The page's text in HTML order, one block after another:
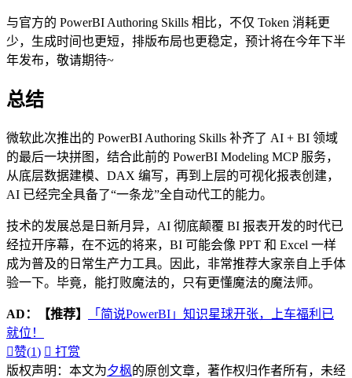
与官方的 PowerBI Authoring Skills 相比，不仅 Token 消耗更
少，生成时间也更短，排版布局也更稳定，预计将在今年下半
年发布，敬请期待~
总结
微软此次推出的 PowerBI Authoring Skills 补齐了 AI + BI 领域
的最后一块拼图，结合此前的 PowerBI Modeling MCP 服务，
从底层数据建模、DAX 编写，再到上层的可视化报表创建，
AI 已经完全具备了“一条龙”全自动代工的能力。
技术的发展总是日新月异，AI 彻底颠覆 BI 报表开发的时代已
经拉开序幕，在不远的将来，BI 可能会像 PPT 和 Excel 一样
成为普及的日常生产力工具。因此，非常推荐大家亲自上手体
验一下。毕竟，能打败魔法的，只有更懂魔法的魔法师。
AD： 【推荐】
「简说PowerBI」知识星球开张，上车福利已
就位！
赞(1)  打赏
版权声明：本文为夕枫的原创文章，著作权归作者所有，未经